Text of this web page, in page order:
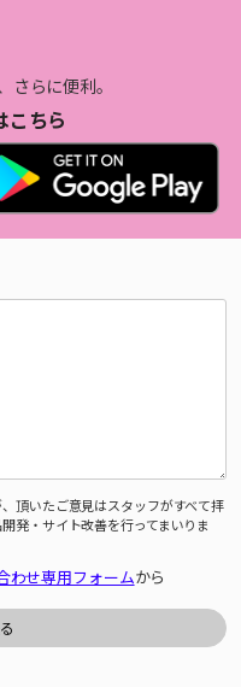
さらに便利。
こちら
頂いたご意見はスタッフがすべて拝
発・サイト改善を行ってまいりま
わせ専用フォームから